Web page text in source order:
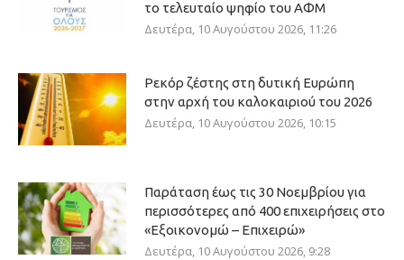
το τελευταίο ψηφίο του ΑΦΜ
Δευτέρα, 10 Αυγούστου 2026, 11:26
Ρεκόρ ζέστης στη δυτική Ευρώπη
στην αρχή του καλοκαιριού του 2026
Δευτέρα, 10 Αυγούστου 2026, 10:15
Παράταση έως τις 30 Νοεμβρίου για
περισσότερες από 400 επιχειρήσεις στο
«Εξοικονομώ – Επιχειρώ»
Δευτέρα, 10 Αυγούστου 2026, 9:28